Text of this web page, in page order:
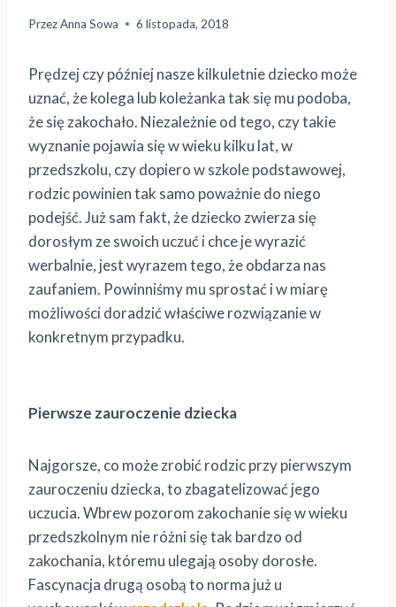
PrzezAnna Sowa 6 listopada, 2018
Prędzej czy później nasze kilkuletnie dziecko może
uznać, że kolega lub koleżanka tak się mu podoba,
że się zakochało. Niezależnie od tego, czy takie
wyznanie pojawia się w wieku kilku lat, w
przedszkolu, czy dopiero w szkole podstawowej,
rodzic powinien tak samo poważnie do niego
podejść. Już sam fakt, że dziecko zwierza się
dorosłym ze swoich uczuć i chce je wyrazić
werbalnie, jest wyrazem tego, że obdarza nas
zaufaniem. Powinniśmy mu sprostać i w miarę
możliwości doradzić właściwe rozwiązanie w
konkretnym przypadku.
Pierwsze zauroczenie dziecka
Najgorsze, co może zrobić rodzic przy pierwszym
zauroczeniu dziecka, to zbagatelizować jego
uczucia. Wbrew pozorom zakochanie się w wieku
przedszkolnym nie różni się tak bardzo od
zakochania, któremu ulegają osoby dorosłe.
Fascynacja drugą osobą to norma już u